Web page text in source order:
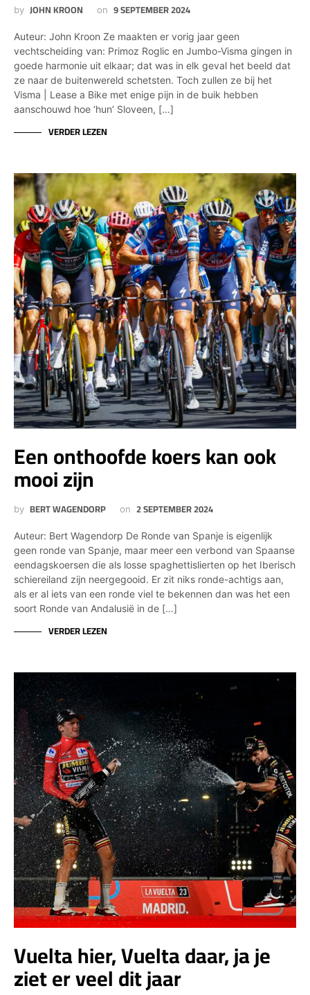
by JOHN KROON on 9 SEPTEMBER 2024
Auteur: John Kroon Ze maakten er vorig jaar geen
vechtscheiding van: Primoz Roglic en Jumbo-Visma gingen in
goede harmonie uit elkaar; dat was in elk geval het beeld dat
ze naar de buitenwereld schetsten. Toch zullen ze bij het
Visma | Lease a Bike met enige pijn in de buik hebben
aanschouwd hoe ‘hun’ Sloveen, […]
VERDER LEZEN
Een onthoofde koers kan ook
mooi zijn
by BERT WAGENDORP on 2 SEPTEMBER 2024
Auteur: Bert Wagendorp De Ronde van Spanje is eigenlijk
geen ronde van Spanje, maar meer een verbond van Spaanse
eendagskoersen die als losse spaghettislierten op het Iberisch
schiereiland zijn neergegooid. Er zit niks ronde-achtigs aan,
als er al iets van een ronde viel te bekennen dan was het een
soort Ronde van Andalusië in de […]
VERDER LEZEN
Vuelta hier, Vuelta daar, ja je
ziet er veel dit jaar